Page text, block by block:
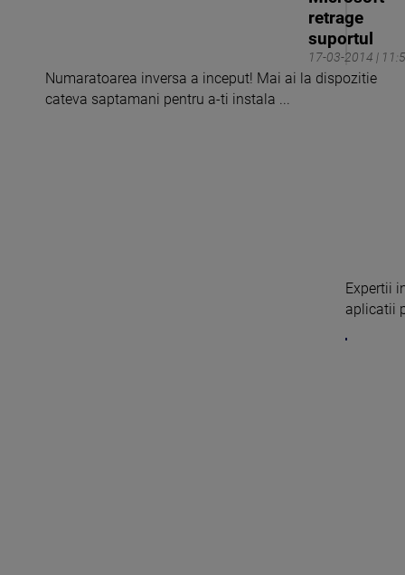
17-03-2014 |
retrage
suportul
Numaratoarea inversa a inceput! Mai ai la dispozitie
cateva saptamani pentru a-ti instala ...
Expertii
aplicatii